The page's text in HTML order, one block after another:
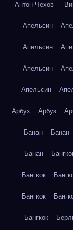
Антон Чехов —
Апельсин
Апельсин
Апельсин
Апельсин
Арбуз Арбуз
Банан Банан
Банан
Бангкок
Бангкок
Бангкок